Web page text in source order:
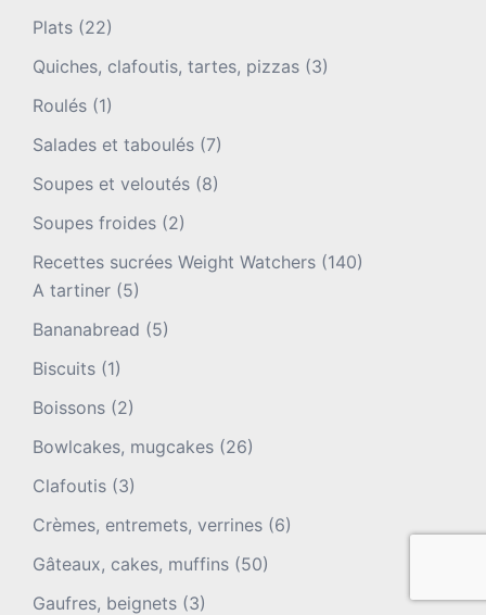
Plats (22)
Quiches, clafoutis, tartes, pizzas (3)
Roulés (1)
Salades et taboulés (7)
Soupes et veloutés (8)
Soupes froides (2)
Recettes sucrées Weight Watchers (140)
A tartiner (5)
Bananabread (5)
Biscuits (1)
Boissons (2)
Bowlcakes, mugcakes (26)
Clafoutis (3)
Crèmes, entremets, verrines (6)
Gâteaux, cakes, muffins (50)
Gaufres, beignets (3)